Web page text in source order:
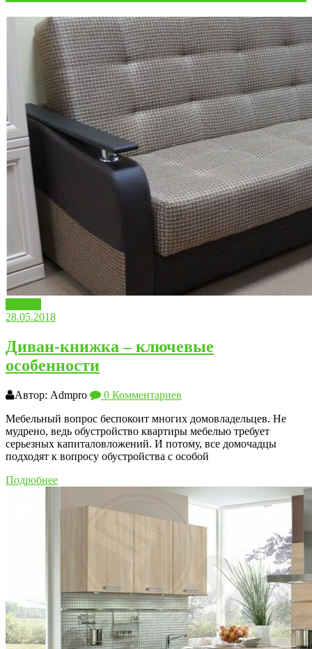
28.05.2018
Диван-книжка – ключевые
особенности
Автор: Admpro
0 Комментариев
Мебельный вопрос беспокоит многих домовладельцев. Не
мудрено, ведь обустройство квартиры мебелью требует
серьезных капиталовложений. И потому, все домочадцы
подходят к вопросу обустройства с особой
Подробнее